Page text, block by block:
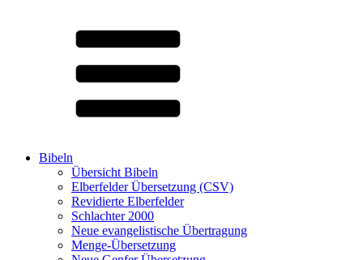
Bibeln
Übersicht Bibeln
Elberfelder Übersetzung (CSV)
Revidierte Elberfelder
Schlachter 2000
Neue evangelistische Übertragung
Menge-Übersetzung